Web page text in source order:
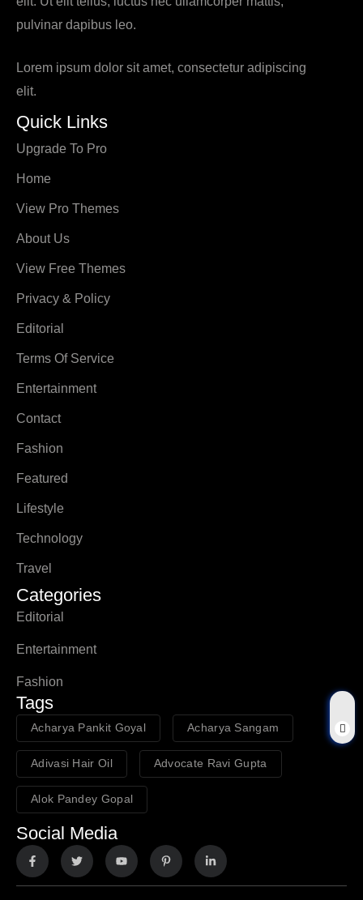
pulvinar dapibus leo.
Lorem ipsum dolor sit amet, consectetur adipiscing
elit.
Quick Links
Upgrade To Pro
Home
View Pro Themes
About Us
View Free Themes
Privacy & Policy
Editorial
Terms Of Service
Entertainment
Contact
Fashion
Featured
Lifestyle
Technology
Travel
Categories
Editorial
Entertainment
Fashion
Tags
Acharya Pankit Goyal Acharya Sangam
Adivasi Hair Oil Advocate Ravi Gupta
Alok Pandey Gopal
Social Media